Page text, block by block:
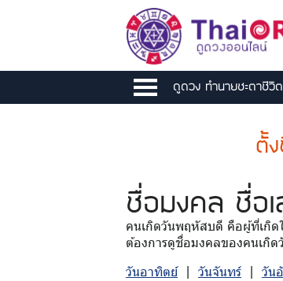
ดูดวง ทำนายชะตาชีวิต
ตั้
ชื่อมงคล ชื่อ
คนเกิดวันพฤหัสบดี คือผู้ที่เกิด
ต้องการดูชื่อมงคลของคนเกิ
วันอาทิตย์| วันจันทร์ | วัน